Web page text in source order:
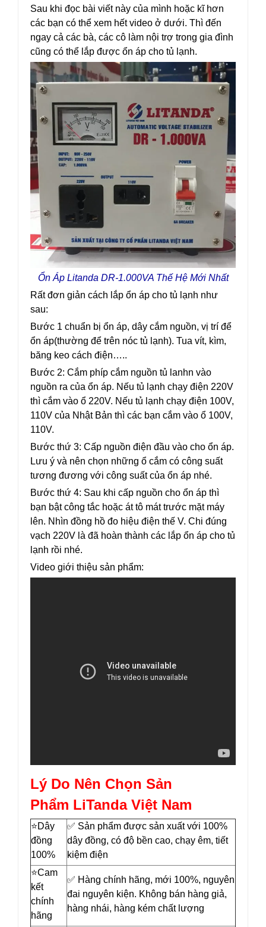
Sau khi đọc bài viết này của mình hoặc kĩ hơn
các bạn có thể xem hết video ở dưới. Thì đến
ngay cả các bà, các cô làm nội trợ trong gia đình
cũng có thể lắp được ổn áp cho tủ lạnh.
Ổn Áp Litanda DR-1.000VA Thế Hệ Mới Nhất
Rất đơn giản cách lắp ổn áp cho tủ lạnh như
sau:
Bước 1 chuẩn bị ổn áp, dây cắm nguồn, vị trí để
ổn áp(thường để trên nóc tủ lạnh). Tua vít, kìm,
băng keo cách điện…..
Bước 2: Cắm phíp cắm nguồn tủ lanhn vào
nguồn ra của ổn áp. Nếu tủ lạnh chạy điện 220V
thì cắm vào ổ 220V. Nếu tủ lạnh chạy điện 100V,
110V của Nhật Bản thì các bạn cắm vào ổ 100V,
110V.
Bước thứ 3: Cấp nguồn điện đầu vào cho ổn áp.
Lưu ý và nên chọn những ổ cắm có công suất
tương đương với công suất của ổn áp nhé.
Bước thứ 4: Sau khi cấp nguồn cho ổn áp thì
bạn bật công tắc hoặc át tô mát trước mặt máy
lên. Nhìn đồng hồ đo hiệu điện thế V. Chi đúng
vạch 220V là đã hoàn thành các lắp ổn áp cho tủ
lạnh rồi nhé.
Video giới thiệu sản phẩm:
Lý Do Nên Chọn Sản
Phẩm LiTanda Việt Nam
⭐️Dây
đồng
100%
✅ Sản phẩm được sản xuất với 100%
dây đồng, có độ bền cao, chạy êm, tiết
kiệm điện
⭐️Cam
kết
chính
hãng
✅ Hàng chính hãng, mới 100%, nguyên
đai nguyên kiện. Không bán hàng giả,
hàng nhái, hàng kém chất lượng